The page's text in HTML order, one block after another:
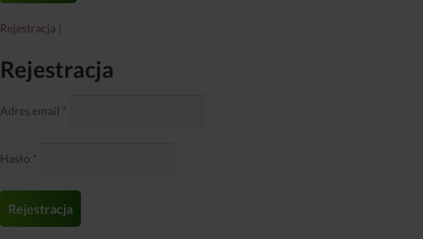
Rejestracja
Rejestracja
Adres email *
Hasło *